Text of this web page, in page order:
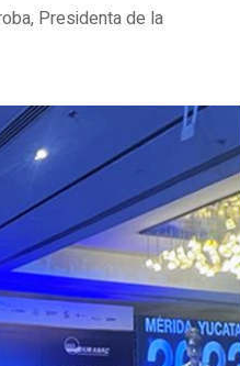
Presidenta de la